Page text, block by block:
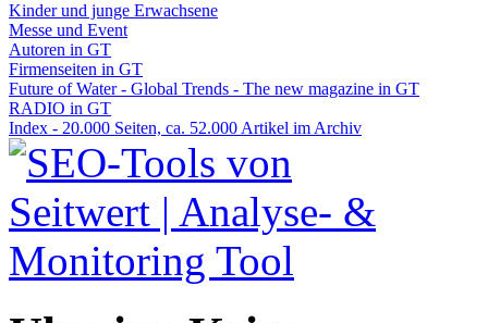
Kinder und junge Erwachsene
Messe und Event
Autoren in GT
Firmenseiten in GT
Future of Water - Global Trends - The new magazine in GT
RADIO in GT
Index - 20.000 Seiten, ca. 52.000 Artikel im Archiv